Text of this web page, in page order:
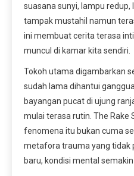
suasana sunyi, lampu
tampak mustahil namun
ini membuat cerita terasa
muncul di kamar kita sendiri.
Tokoh utama digambarkan
sudah lama dihantui
bayangan pucat di ujung
mulai terasa rutin. The Rake
fenomena itu bukan cuma
metafora trauma yang tidak
baru, kondisi mental semakin